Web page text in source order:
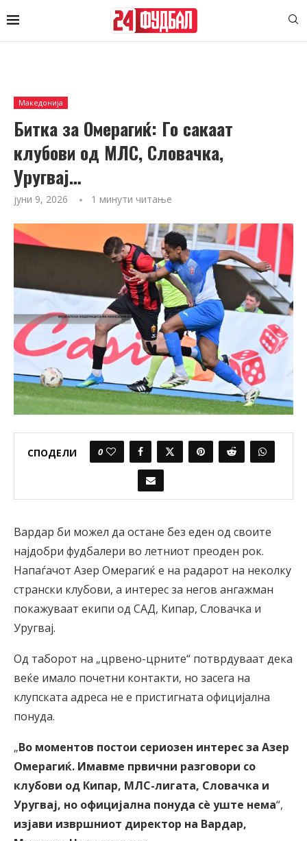
Македонија
Битка за Омерагиќ: Го сакаат
клубови од МЛС, Словачка,
Уругвај…
јуни 9, 2026 1 минути читање
СПОДЕЛИ 0
Вардар би можел да остане без еден од своите
најдобри фудбалери во летниот преоден рок.
Напаѓачот Азер Омерагиќ е на радарот на неколку
странски клубови, а интерес за негов ангажман
покажуваат екипи од САД, Кипар, Словачка и
Уругвај.
Од таборот на „црвено-црните“ потврдуваат дека
веќе имало почетни контакти, но засега на
клупската адреса не е пристигната официјална
понуда.
„Во моментов постои сериозен интерес за Азер
Омерагиќ. Имавме првични разговори со
клубови од Кипар, МЛС-лигата, Словачка и
Уругвај, но официјална понуда сè уште нема“,
изјави извршниот директор на Вардар,